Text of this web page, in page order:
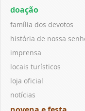
doação
família dos devotos
história de nossa
imprensa
locais turísticos
loja oficial
notícias